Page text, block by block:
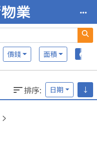
價錢 面積
排序: 日期 ↓